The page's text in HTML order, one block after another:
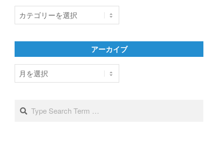
テ
リ
アーカイブ
ア
ー
ブ